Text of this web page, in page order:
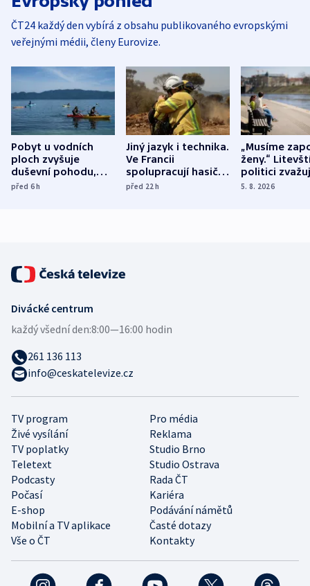
ČT24 každý den vybírá z obsahu publikovaného evropskými
veřejnými médii, členy Eurovize.
Pobyt u vodních
ploch zvyšuje
duševní pohodu,
ukázala
před 6h
Jiný jazyk i technika.
Ve Francii
spolupracují hasiči z
různých zemí
před 22h
„Musíme
ženy.“
politici
dohodu o
5. 8. 2026
TV program
Pro média
Živé vysílání
Reklama
TV poplatky
Studio Brno
Teletext
Studio Ostrava
Podcasty
Rada ČT
Počasí
Kariéra
E-shop
Podávání námětů
Mobilní a TV aplikace
Časté dotazy
Vše o ČT
Kontakty
Divácké centrum
každý všední den:8:00—16:00 hodin
261 136 113
info@ceskatelevize.cz